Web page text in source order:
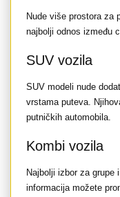
Nude više prostora za
najbolji odnos između
SUV vozila
SUV modeli nude
vrstama puteva.
putničkih automobila.
Kombi vozila
Najbolji izbor za grupe
informacija možete